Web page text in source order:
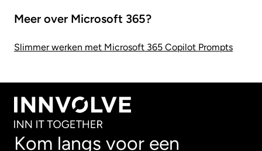
Meer over Microsoft 365?
Slimmer werken met Microsoft 365 Copilot Prompts
Kom langs voor een